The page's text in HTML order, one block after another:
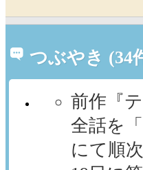
つぶやき (34
前作『
全話を
にて順